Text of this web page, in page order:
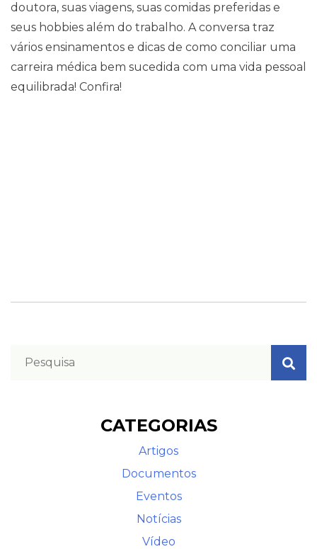
Contato
doutora, suas viagens, suas comidas preferidas e
seus hobbies além do trabalho. A conversa traz
vários ensinamentos e dicas de como conciliar uma
carreira médica bem sucedida com uma vida pessoal
equilibrada! Confira!
CATEGORIAS
Artigos
Documentos
Eventos
Notícias
Vídeo